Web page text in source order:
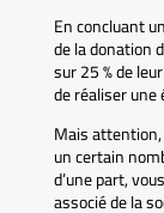
En concluant
de la donation
sur 25 % de
de réaliser
Mais
un certain
d’une part,
associé de la